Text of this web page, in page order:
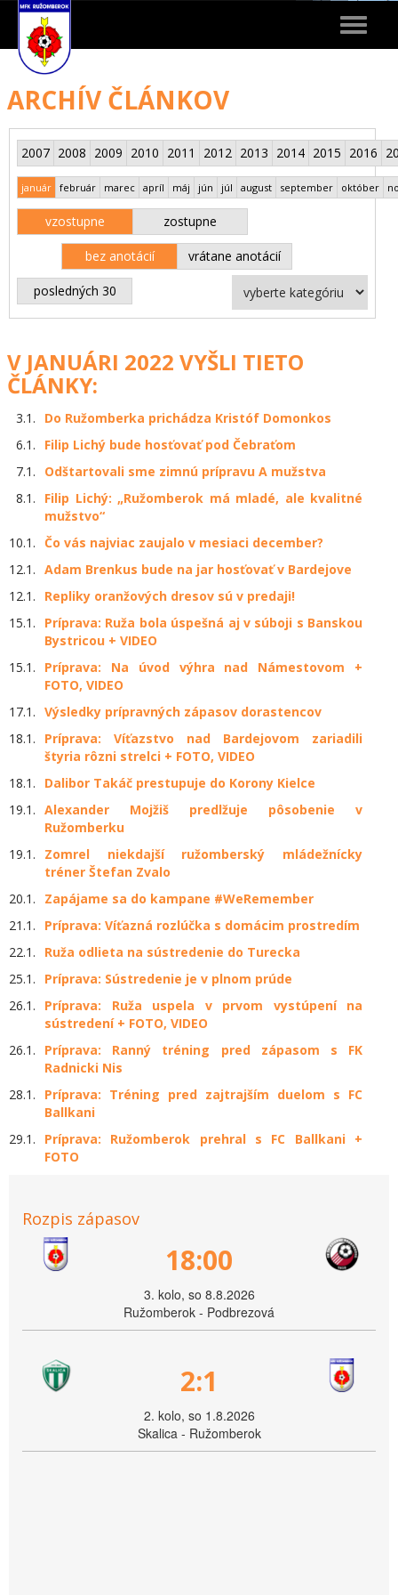
Toggle
ARCHÍV ČLÁNKOV
2007 2008 2009 2010 2011 2012 2013 2014 2015 2016
január február marec apríl máj jún júl august september október
vzostupne zostupne
bez anotácií vrátane anotácií
posledných 30
V JANUÁRI 2022 VYŠLI TIETO
ČLÁNKY:
3.1.
Do Ružomberka prichádza Kristóf Domonkos
6.1.
Filip Lichý bude hosťovať pod Čebraťom
7.1.
Odštartovali sme zimnú prípravu A mužstva
8.1.
Filip Lichý: „Ružomberok má mladé, ale kvalitné
mužstvo“
10.1. Čo vás najviac zaujalo v mesiaci december?
12.1. Adam Brenkus bude na jar hosťovať v Bardejove
12.1.
Repliky oranžových dresov sú v predaji!
15.1.
Príprava: Ruža bola úspešná aj v súboji s Banskou
Bystricou + VIDEO
15.1.
Príprava: Na úvod výhra nad Námestovom +
FOTO, VIDEO
17.1. Výsledky prípravných zápasov dorastencov
18.1.
Príprava: Víťazstvo nad Bardejovom zariadili
štyria rôzni strelci + FOTO, VIDEO
18.1.
Dalibor Takáč prestupuje do Korony Kielce
19.1. Alexander Mojžiš predlžuje pôsobenie v
Ružomberku
19.1.
Zomrel niekdajší ružomberský mládežnícky
tréner Štefan Zvalo
20.1.
Zapájame sa do kampane #WeRemember
21.1.
Príprava: Víťazná rozlúčka s domácim prostredím
22.1.
Ruža odlieta na sústredenie do Turecka
25.1.
Príprava: Sústredenie je v plnom prúde
26.1.
Príprava: Ruža uspela v prvom vystúpení na
sústredení + FOTO, VIDEO
26.1.
Príprava: Ranný tréning pred zápasom s FK
Radnicki Nis
28.1.
Príprava: Tréning pred zajtrajším duelom s FC
Ballkani
29.1.
Príprava: Ružomberok prehral s FC Ballkani +
FOTO
Rozpis zápasov
18:00
3. kolo, so 8.8.2026
Ružomberok - Podbrezová
2:1
2. kolo, so 1.8.2026
Skalica - Ružomberok